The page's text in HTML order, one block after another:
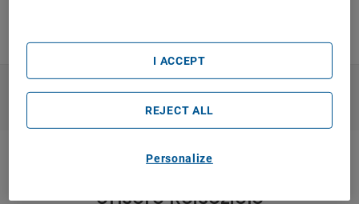
WEITERE PRODUKTE ANZEIGEN
Unsere Reiseziele
Personalize
REJECT ALL
I ACCEPT